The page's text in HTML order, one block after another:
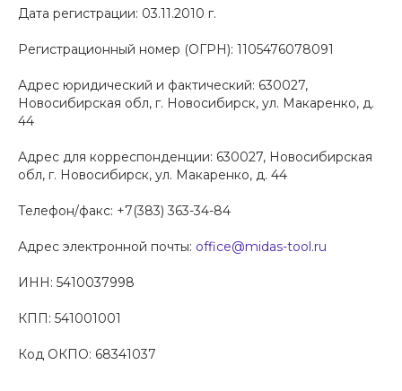
Дата регистрации: 03.11.2010 г.
Регистрационный номер (ОГРН): 1105476078091
Адрес юридический и фактический: 630027,
Новосибирская обл, г. Новосибирск, ул. Макаренко, д.
44
Адрес для корреспонденции: 630027, Новосибирская
обл, г. Новосибирск, ул. Макаренко, д. 44
Телефон/факс: +7(383) 363-34-84
Адрес электронной почты: office@midas-tool.ru
ИНН: 5410037998
КПП: 541001001
Код ОКПО: 68341037